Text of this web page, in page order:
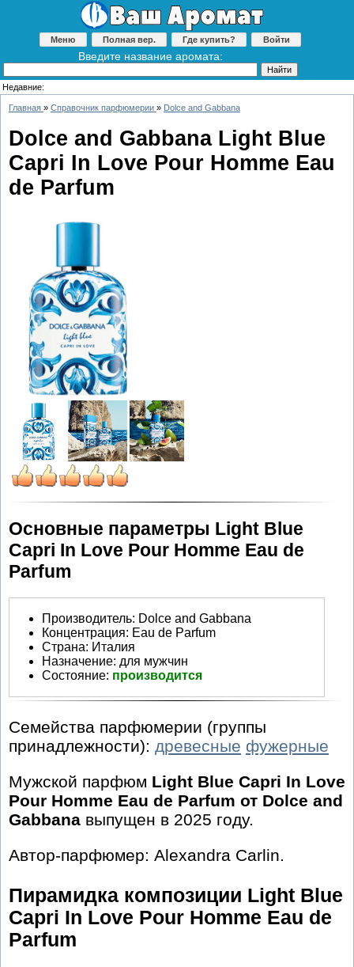
Меню Полная вер. Где купить? Войти
Введите название аромата:
Недавние:
Главная » Справочник парфюмерии » Dolce and Gabbana
Dolce and Gabbana Light Blue
Capri In Love Pour Homme Eau
de Parfum
Основные параметры Light Blue
Capri In Love Pour Homme Eau de
Parfum
Производитель: Dolce and Gabbana
Концентрация: Eau de Parfum
Страна: Италия
Назначение: для мужчин
Состояние: производится
Семейства парфюмерии (группы
принадлежности): древесные фужерные
Мужской парфюм Light Blue Capri In Love
Pour Homme Eau de Parfum от Dolce and
Gabbana выпущен в 2025 году.
Автор-парфюмер: Alexandra Carlin.
Пирамидка композиции Light Blue
Capri In Love Pour Homme Eau de
Parfum